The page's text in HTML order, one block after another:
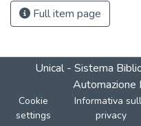
Full item page
Unical - Sistema
Automazione
Cookie
settings
Informativa
privacy